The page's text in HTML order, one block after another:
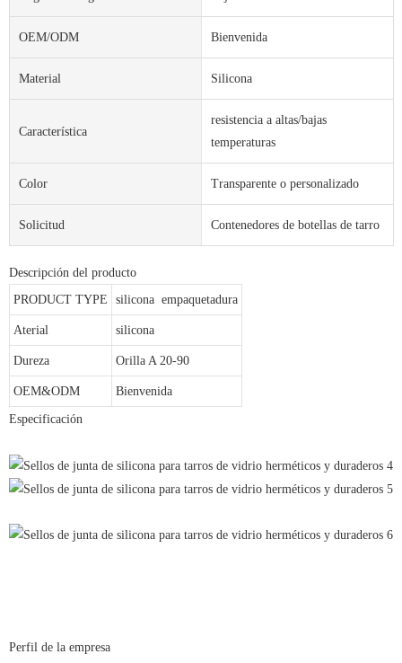
OEM/ODM Bienvenida
Material Silicona
Característica
resistencia a altas/bajas
temperaturas
Color Transparente o personalizado
Solicitud Contenedores de botellas de tarro
Descripción del producto
PRODUCT TYPE
silicona empaquetadura
Aterial silicona
Dureza Orilla A 20-90
OEM&ODM Bienvenida
Especificación
Perfil de la empresa